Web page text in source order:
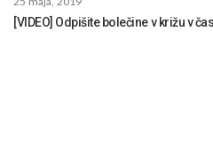
[VIDEO] Odpišite bolečine v križu v